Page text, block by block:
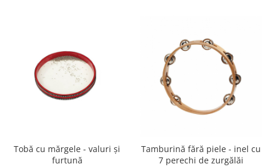
Tobă cu mărgele - valuri și
furtună
Tamburină fără piele - inel cu
7 perechi de zurgălăi